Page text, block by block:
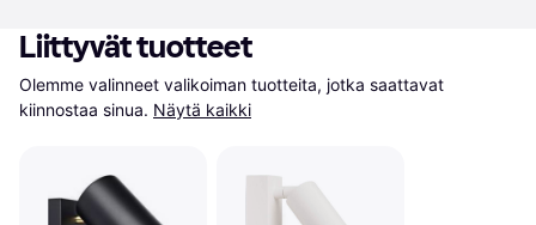
Liittyvät tuotteet
Olemme valinneet valikoiman tuotteita, jotka saattavat
kiinnostaa sinua. Näytä kaikki